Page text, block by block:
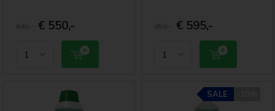
€ 550,- € 595,-
SALE
SALE